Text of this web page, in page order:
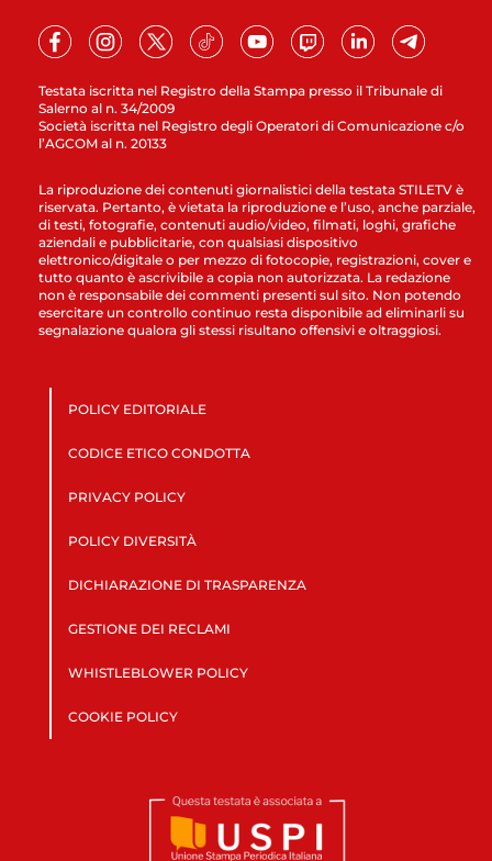
Testata iscritta nel Registro della Stampa presso il Tribunale di
Salerno al n. 34/2009
Società iscritta nel Registro degli Operatori di Comunicazione c/o
l’AGCOM al n. 20133
La riproduzione dei contenuti giornalistici della testata STILETV è
riservata. Pertanto, è vietata la riproduzione e l’uso, anche parziale,
di testi, fotografie, contenuti audio/video, filmati, loghi, grafiche
aziendali e pubblicitarie, con qualsiasi dispositivo
elettronico/digitale o per mezzo di fotocopie, registrazioni, cover e
tutto quanto è ascrivibile a copia non autorizzata. La redazione
non è responsabile dei commenti presenti sul sito. Non potendo
esercitare un controllo continuo resta disponibile ad eliminarli su
segnalazione qualora gli stessi risultano offensivi e oltraggiosi.
POLICY EDITORIALE
CODICE ETICO CONDOTTA
PRIVACY POLICY
POLICY DIVERSITÀ
DICHIARAZIONE DI TRASPARENZA
GESTIONE DEI RECLAMI
WHISTLEBLOWER POLICY
COOKIE POLICY